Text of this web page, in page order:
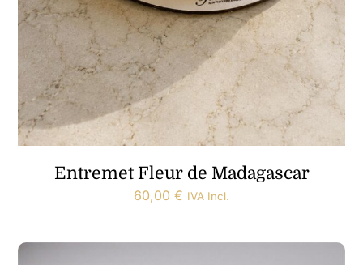
Entremet Fleur de Madagascar
60,00 € IVA Incl.